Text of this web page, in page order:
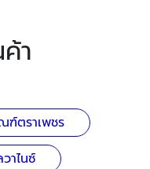
า
ตราเพชร
าไนซ์